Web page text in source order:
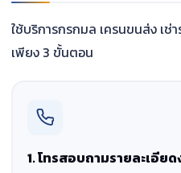
ใช้บริการกรกมล เครนขนส่ง เช่
เพียง 3 ขั้นตอน
1. โทรสอบถามรายละเอียด